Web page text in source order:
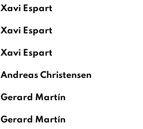
Xavi Espart
Xavi Espart
Xavi Espart
Andreas Christensen
Gerard Martín
Gerard Martín